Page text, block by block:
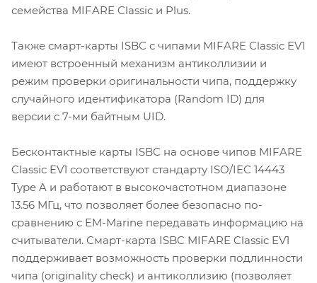
семейства MIFARE Classic и Plus.
Также смарт-карты ISBC с чипами MIFARE Classic EV1
имеют встроенный механизм антиколлизии и
режим проверки оригинальности чипа, поддержку
случайного идентификатора (Random ID) для
версии с 7-ми байтным UID.
Бесконтактные карты ISBC на основе чипов MIFARE
Classic EV1 соответствуют стандарту ISO/IEC 14443
Type A и работают в высокочастотном диапазоне
13.56 МГц, что позволяет более безопасно по-
сравнению с EM-Marine передавать информацию на
считыватели. Смарт-карта ISBC MIFARE Classic EV1
поддерживает возможность проверки подлинности
чипа (originality check) и антиколлизию (позволяет